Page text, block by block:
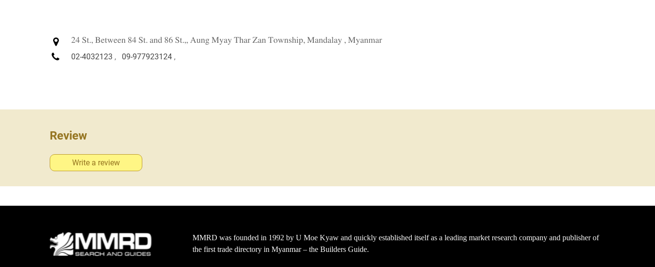
24 St., Between 84 St. and 86 St.,, Aung Myay Thar Zan Township, Mandalay , Myanmar
02-4032123 , 09-977923124 ,
Review
Write a review
MMRD was founded in 1992 by U Moe Kyaw and quickly established itself as a leading market research company and publisher of
the first trade directory in Myanmar – the Builders Guide.